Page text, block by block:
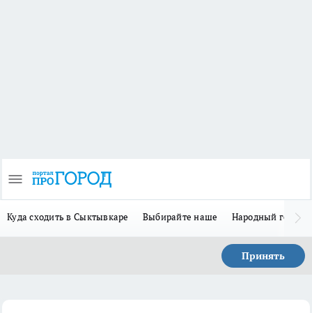
Куда сходить в Сыктывкаре Выбирайте наше Народный герой
Принять